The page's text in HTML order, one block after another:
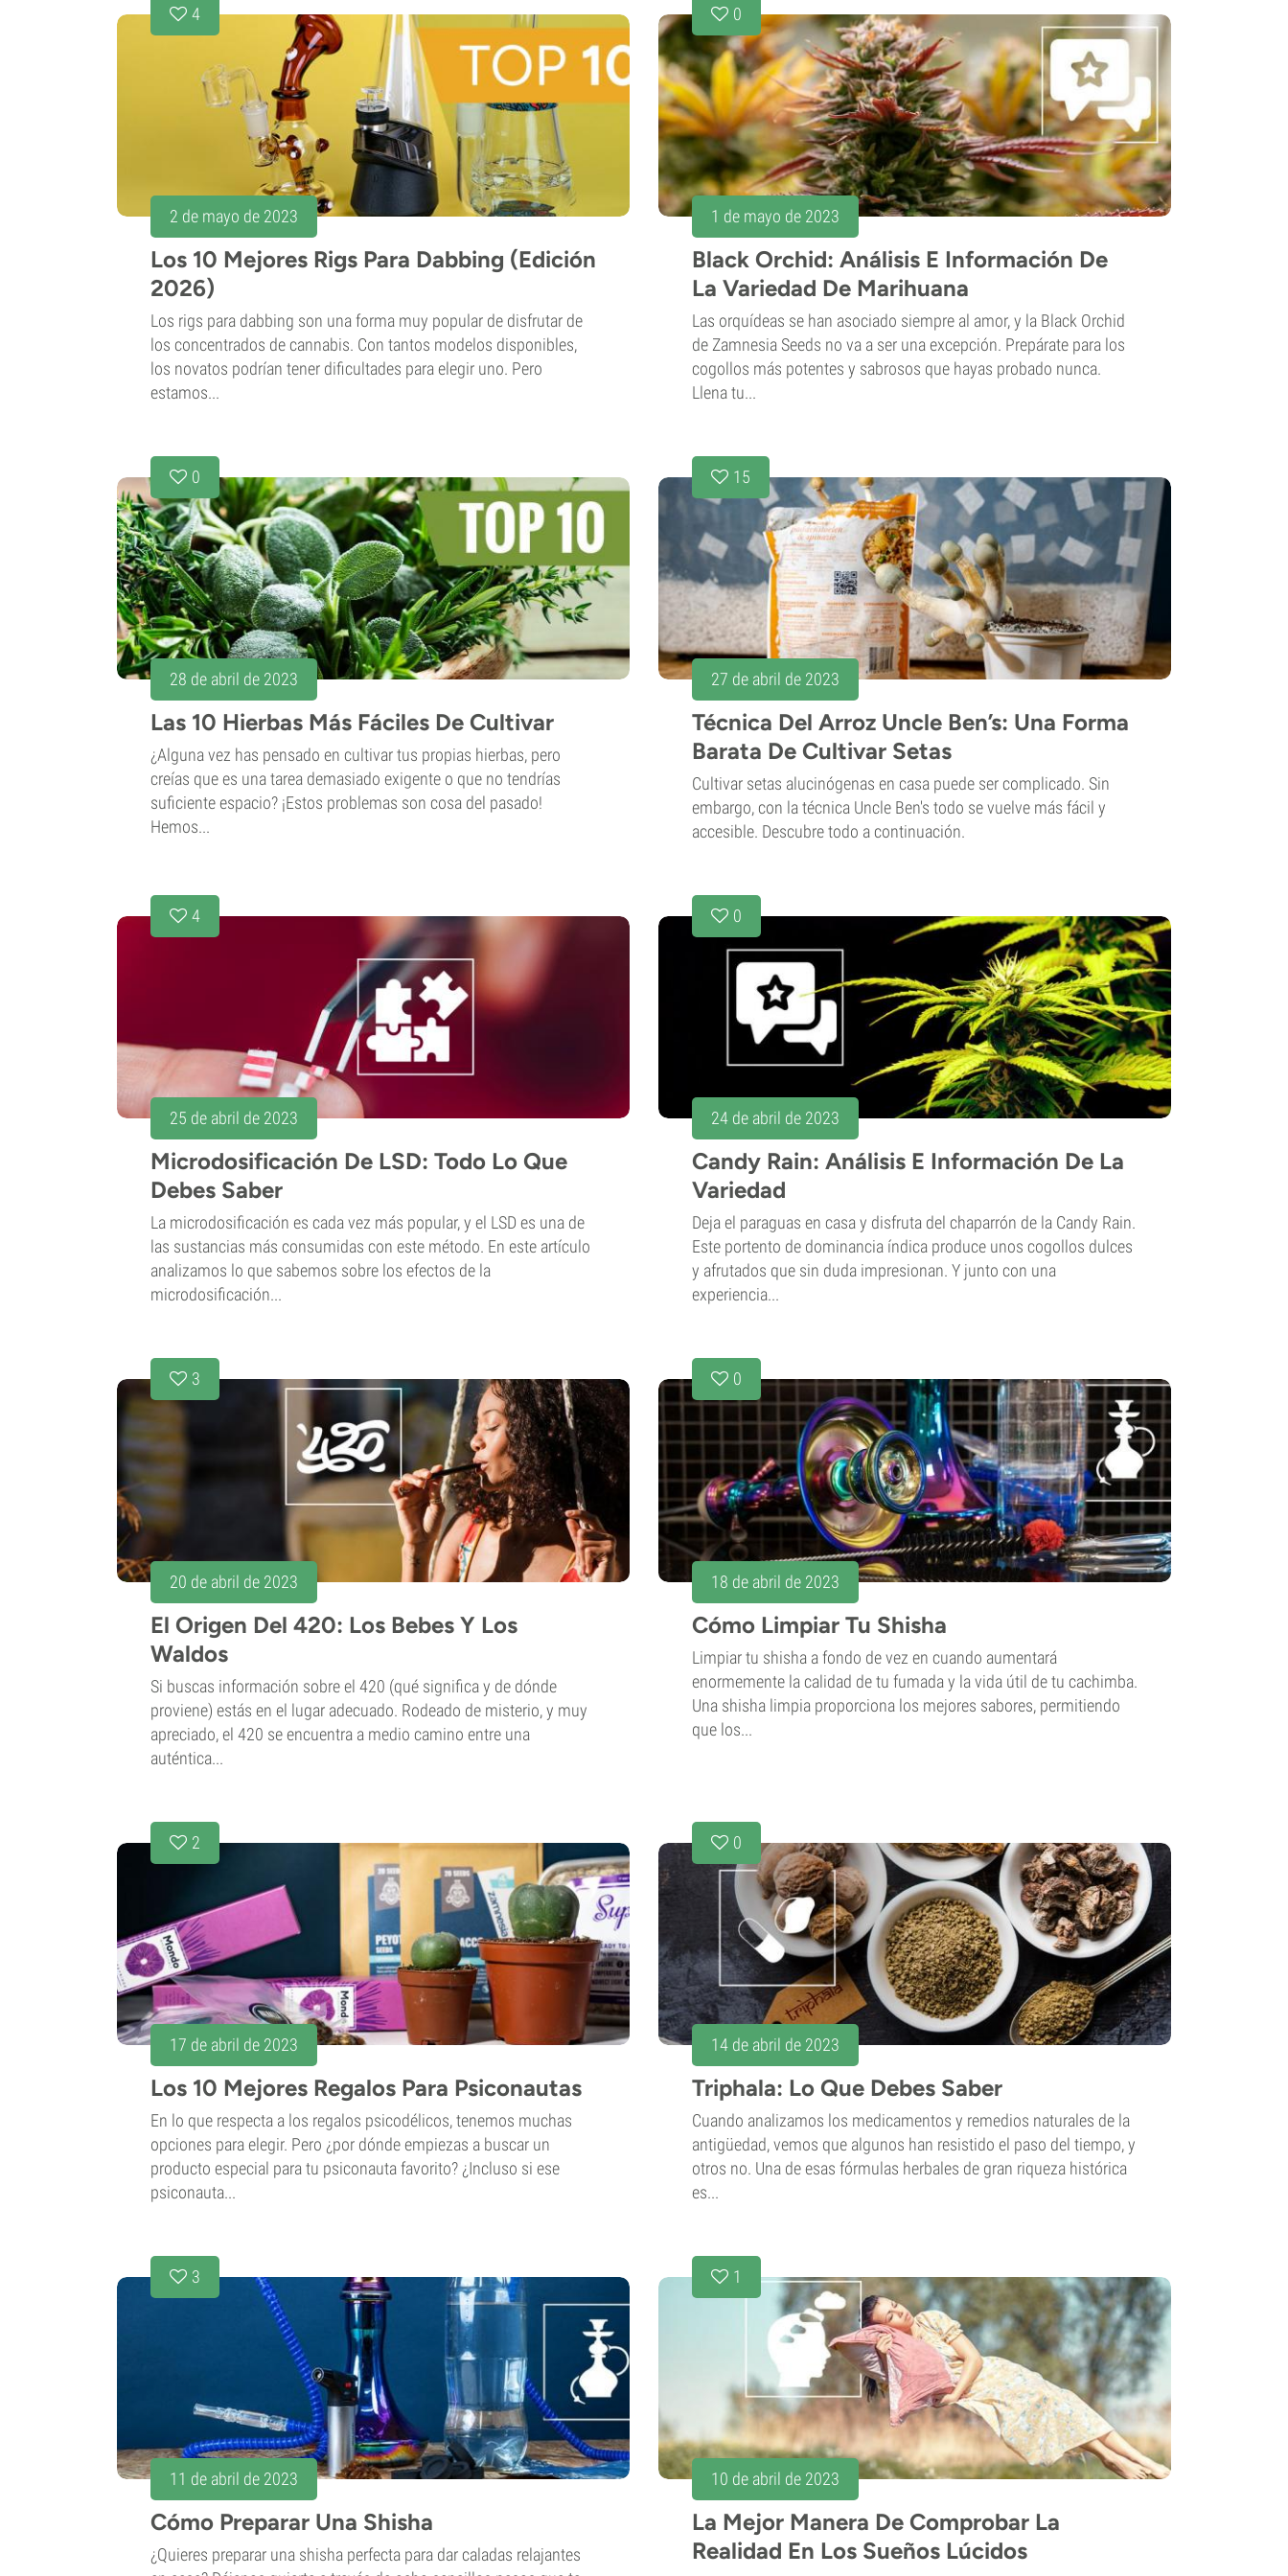
4
2 de mayo de 2023
Los 10 Mejores Rigs Para Dabbing (Edición
2026)
Los rigs para dabbing son una forma muy popular de disfrutar de
los concentrados de cannabis. Con tantos modelos disponibles,
los novatos podrían tener dificultades para elegir uno. Pero
estamos...
0
1 de mayo de 2023
Black Orchid: Análisis E Información De
La Variedad De Marihuana
Las orquídeas se han asociado siempre al amor, y la Black Orchid
de Zamnesia Seeds no va a ser una excepción. Prepárate para los
cogollos más potentes y sabrosos que hayas probado nunca.
Llena tu...
0
28 de abril de 2023
Las 10 Hierbas Más Fáciles De Cultivar
¿Alguna vez has pensado en cultivar tus propias hierbas, pero
creías que es una tarea demasiado exigente o que no tendrías
suficiente espacio? ¡Estos problemas son cosa del pasado!
Hemos...
15
27 de abril de 2023
Técnica Del Arroz Uncle Ben’s: Una Forma
Barata De Cultivar Setas
Cultivar setas alucinógenas en casa puede ser complicado. Sin
embargo, con la técnica Uncle Ben's todo se vuelve más fácil y
accesible. Descubre todo a continuación.
4
25 de abril de 2023
Microdosificación De LSD: Todo Lo Que
Debes Saber
La microdosificación es cada vez más popular, y el LSD es una de
las sustancias más consumidas con este método. En este artículo
analizamos lo que sabemos sobre los efectos de la
microdosificación...
0
24 de abril de 2023
Candy Rain: Análisis E Información De La
Variedad
Deja el paraguas en casa y disfruta del chaparrón de la Candy Rain.
Este portento de dominancia índica produce unos cogollos dulces
y afrutados que sin duda impresionan. Y junto con una
experiencia...
3
20 de abril de 2023
El Origen Del 420: Los Bebes Y Los
Waldos
Si buscas información sobre el 420 (qué significa y de dónde
proviene) estás en el lugar adecuado. Rodeado de misterio, y muy
apreciado, el 420 se encuentra a medio camino entre una
auténtica...
0
18 de abril de 2023
Cómo Limpiar Tu Shisha
Limpiar tu shisha a fondo de vez en cuando aumentará
enormemente la calidad de tu fumada y la vida útil de tu cachimba.
Una shisha limpia proporciona los mejores sabores, permitiendo
que los...
2
17 de abril de 2023
Los 10 Mejores Regalos Para Psiconautas
En lo que respecta a los regalos psicodélicos, tenemos muchas
opciones para elegir. Pero ¿por dónde empiezas a buscar un
producto especial para tu psiconauta favorito? ¿Incluso si ese
psiconauta...
0
14 de abril de 2023
Triphala: Lo Que Debes Saber
Cuando analizamos los medicamentos y remedios naturales de la
antigüedad, vemos que algunos han resistido el paso del tiempo, y
otros no. Una de esas fórmulas herbales de gran riqueza histórica
es...
3
11 de abril de 2023
Cómo Preparar Una Shisha
¿Quieres preparar una shisha perfecta para dar caladas relajantes
1
10 de abril de 2023
La Mejor Manera De Comprobar La
Realidad En Los Sueños Lúcidos